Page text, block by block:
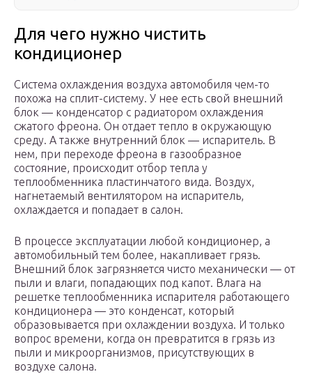
Для чего нужно чистить
кондиционер
Система охлаждения воздуха автомобиля чем-то
похожа на сплит-систему. У нее есть свой внешний
блок — конденсатор с радиатором охлаждения
сжатого фреона. Он отдает тепло в окружающую
среду. А также внутренний блок — испаритель. В
нем, при переходе фреона в газообразное
состояние, происходит отбор тепла у
теплообменника пластинчатого вида. Воздух,
нагнетаемый вентилятором на испаритель,
охлаждается и попадает в салон.
В процессе эксплуатации любой кондиционер, а
автомобильный тем более, накапливает грязь.
Внешний блок загрязняется чисто механически — от
пыли и влаги, попадающих под капот. Влага на
решетке теплообменника испарителя работающего
кондиционера — это конденсат, который
образовывается при охлаждении воздуха. И только
вопрос времени, когда он превратится в грязь из
пыли и микроорганизмов, присутствующих в
воздухе салона.